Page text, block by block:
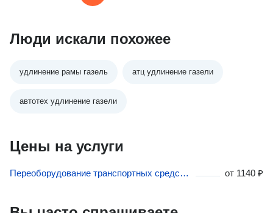
Люди искали похожее
удлинение рамы газель атц удлинение газели
автотех удлинение газели
Цены на услуги
Переоборудование транспортных средств в Бердске от 1140 ₽